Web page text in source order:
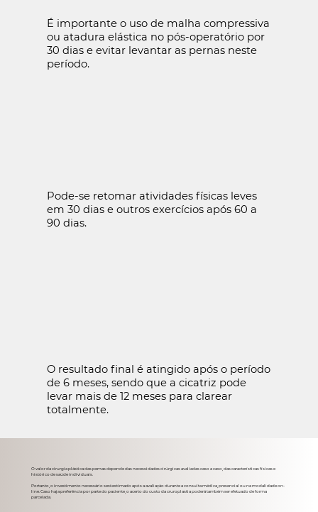
É importante o uso de malha compressiva
ou atadura elástica no pós-operatório por
30 dias e evitar levantar as pernas neste
período.
Pode-se retomar atividades físicas leves
em 30 dias e outros exercícios após 60 a
90 dias.
O resultado final é atingido após o período
de 6 meses, sendo que a cicatriz pode
levar mais de 12 meses para clarear
totalmente.
O valor da cirurgia plástica das pernas depende das necessidades cirúrgicas avaliadas caso a caso, das características físicas e
histórico de saúde individuais.
Portanto, o investimento necessário será estimado após a avaliação durante a consulta médica, presencial ou na modalidade on-
line. Caso haja preferência por parte do paciente, o acerto do custo da cruroplastia poderá também ser efetuado de forma
parcelada.